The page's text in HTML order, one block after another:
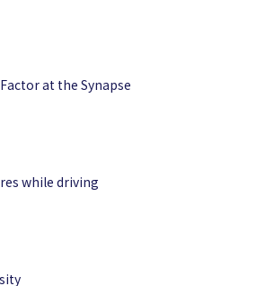
at the Synapse
while driving